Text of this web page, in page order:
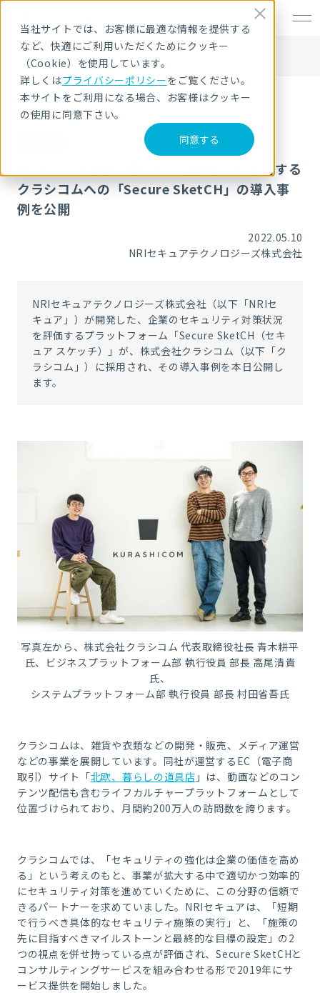
当社サイトでは、お客様に最適な情報を提供する
など、快適にご利用いただくためにクッキー
（Cookie）を使用しています。
詳しくはプライバシーポリシーをご覧ください。
本サイトをご利用になる場合、お客様はクッキー
の使用に同意下さい。
同意する
HOME
ニュース・トピックス
ECサイト「北欧、暮らしの道具店」を運営するクラシコムへの「Secure
SketCH」の導入事例を公開
ECサイト「北欧、暮らしの道具店」を運営する
クラシコムへの「Secure SketCH」の導入事
例を公開
2022.05.10
NRIセキュアテクノロジーズ株式会社
NRIセキュアテクノロジーズ株式会社（以下「NRIセ
キュア」）が開発した、企業のセキュリティ対策状況
を評価するプラットフォーム「Secure SketCH（セキ
ュア スケッチ）」が、株式会社クラシコム（以下「ク
ラシコム」）に採用され、その導入事例を本日公開し
ます。
写真左から、株式会社クラシコム 代表取締役社長 青木耕平
氏、ビジネスプラットフォーム部 執行役員 部長 高尾清貴
氏、
システムプラットフォーム部 執行役員 部長 村田省吾氏
クラシコムは、雑貨や衣類などの開発・販売、メディア運営
などの事業を展開しています。同社が運営するEC（電子商
取引）サイト「北欧、暮らしの道具店 」は、動画などのコン
テンツ配信も含むライフカルチャープラットフォームとして
位置づけられており、月間約200万人の訪問数を誇ります。
クラシコムでは、「セキュリティの強化は企業の価値を高め
る」という考えのもと、事業が拡大する中で適切かつ効率的
にセキュリティ対策を進めていくために、この分野の信頼で
きるパートナーを求めていました。NRIセキュアは、「短期
で行うべき具体的なセキュリティ施策の実行」と、「施策の
先に目指すべきマイルストーンと最終的な目標の設定」の2
つの視点を併せ持っている点が評価され、Secure SketCHと
コンサルティングサービスを組み合わせる形で2019年にサ
ービス提供を開始しました。